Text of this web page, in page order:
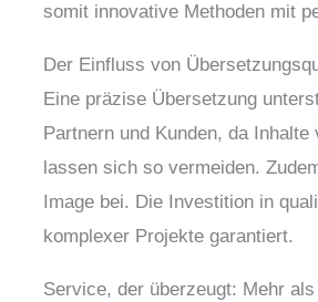
somit innovative Methoden mit
Der Einfluss von
Eine präzise Übersetzung
Partnern und Kunden, da
lassen sich so vermeiden.
Image bei. Die Investition in
komplexer Projekte garantiert.
Service, der überzeugt: Mehr